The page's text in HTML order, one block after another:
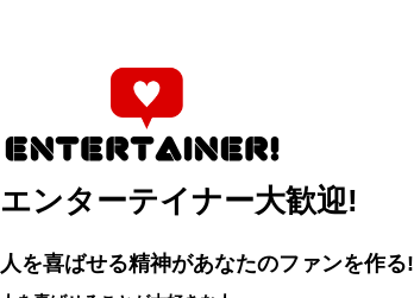
エンターテイナー大歓迎!
人を喜ばせる精神があなたのファンを作る!